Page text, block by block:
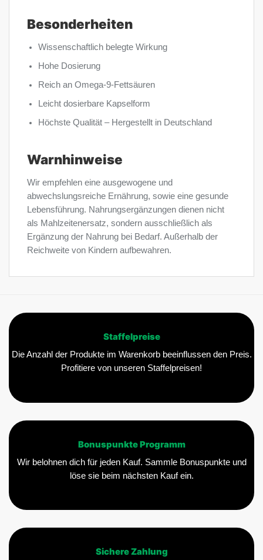
Besonderheiten
Wissenschaftlich belegte Wirkung
Hohe Dosierung
Reich an Omega-9-Fettsäuren
Leicht dosierbare Kapselform
Höchste Qualität – Hergestellt in Deutschland
Warnhinweise
Wir empfehlen eine ausgewogene und
abwechslungsreiche Ernährung, sowie eine gesunde
Lebensführung. Nahrungsergänzungen dienen nicht
als Mahlzeitenersatz, sondern ausschließlich als
Ergänzung der Nahrung bei Bedarf. Außerhalb der
Reichweite von Kindern aufbewahren.
Staffelpreise
Die Anzahl der Produkte im Warenkorb beeinflussen den Preis.
Profitiere von unseren Staffelpreisen!
Bonuspunkte Programm
Wir belohnen dich für jeden Kauf. Sammle Bonuspunkte und
löse sie beim nächsten Kauf ein.
Sichere Zahlung